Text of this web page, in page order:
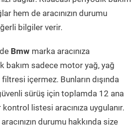
hem de aracınızın durumu
bilgiler verir.
Bmw marka aracınıza
bakım sadece motor yağ, yağ
içermez. Bunların dışında
güvenli sürüş için toplamda 12 ana
listesi aracınıza uygulanır.
durumu hakkında size